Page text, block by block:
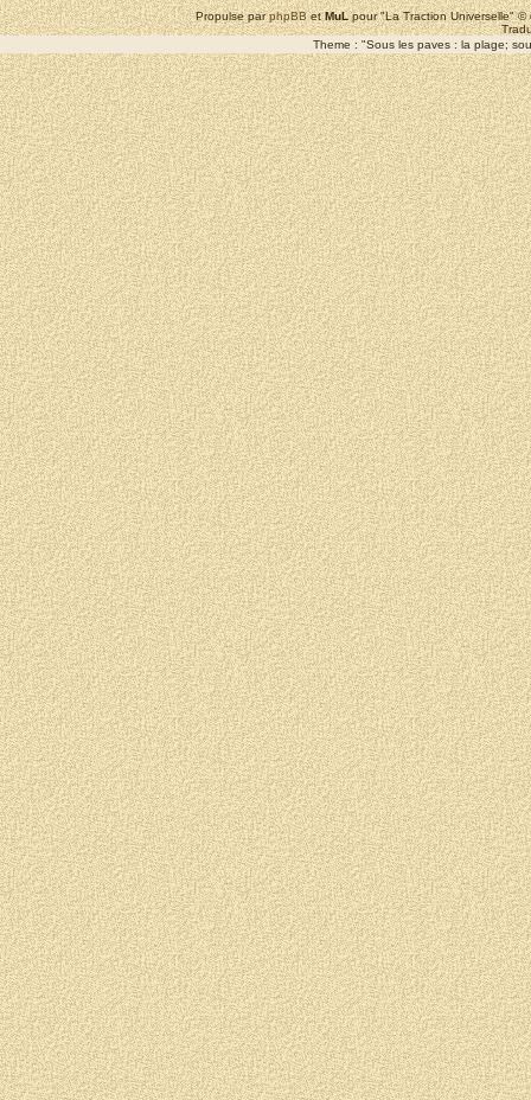
Propulse parphpBBetMuLpour "La Traction Universelle"
Theme : "Sous les paves : la plage;